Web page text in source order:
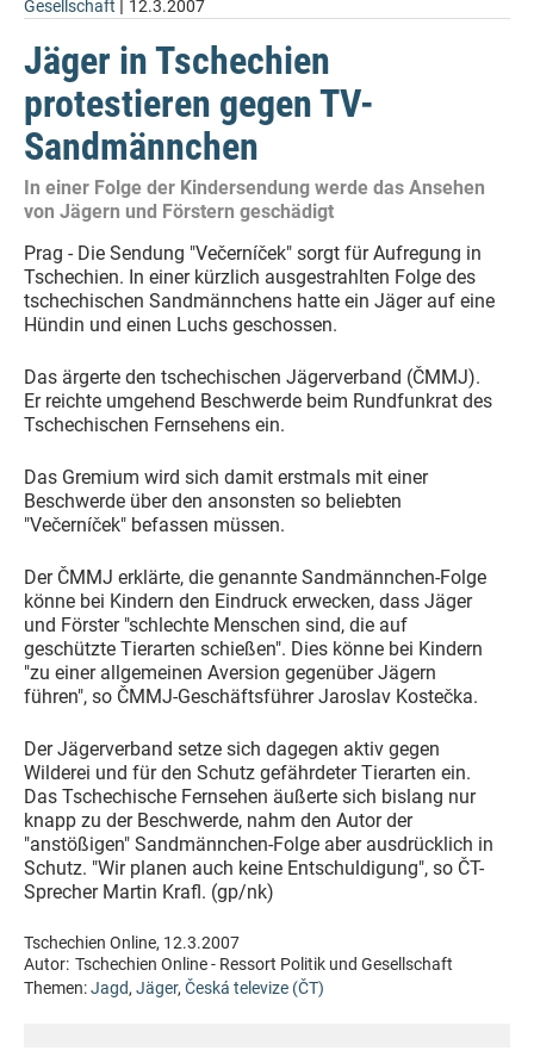
Gesellschaft | 12.3.2007
Jäger in Tschechien
protestieren gegen TV-
Sandmännchen
In einer Folge der Kindersendung werde das Ansehen
von Jägern und Förstern geschädigt
Prag - Die Sendung "Večerníček" sorgt für Aufregung in
Tschechien. In einer kürzlich ausgestrahlten Folge des
tschechischen Sandmännchens hatte ein Jäger auf eine
Hündin und einen Luchs geschossen.
Das ärgerte den tschechischen Jägerverband (ČMMJ).
Er reichte umgehend Beschwerde beim Rundfunkrat des
Tschechischen Fernsehens ein.
Das Gremium wird sich damit erstmals mit einer
Beschwerde über den ansonsten so beliebten
"Večerníček" befassen müssen.
Der ČMMJ erklärte, die genannte Sandmännchen-Folge
könne bei Kindern den Eindruck erwecken, dass Jäger
und Förster "schlechte Menschen sind, die auf
geschützte Tierarten schießen". Dies könne bei Kindern
"zu einer allgemeinen Aversion gegenüber Jägern
führen", so ČMMJ-Geschäftsführer Jaroslav Kostečka.
Der Jägerverband setze sich dagegen aktiv gegen
Wilderei und für den Schutz gefährdeter Tierarten ein.
Das Tschechische Fernsehen äußerte sich bislang nur
knapp zu der Beschwerde, nahm den Autor der
"anstößigen" Sandmännchen-Folge aber ausdrücklich in
Schutz. "Wir planen auch keine Entschuldigung", so ČT-
Sprecher Martin Krafl. (gp/nk)
Tschechien Online, 12.3.2007
Autor: Tschechien Online - Ressort Politik und Gesellschaft
Themen:Jagd, Jäger, Česká televize (ČT)